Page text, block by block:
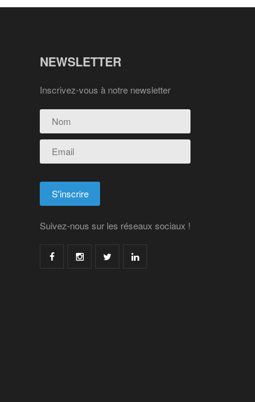
NEWSLETTER
Inscrivez-vous à notre newsletter
Suivez-nous sur les réseaux sociaux !